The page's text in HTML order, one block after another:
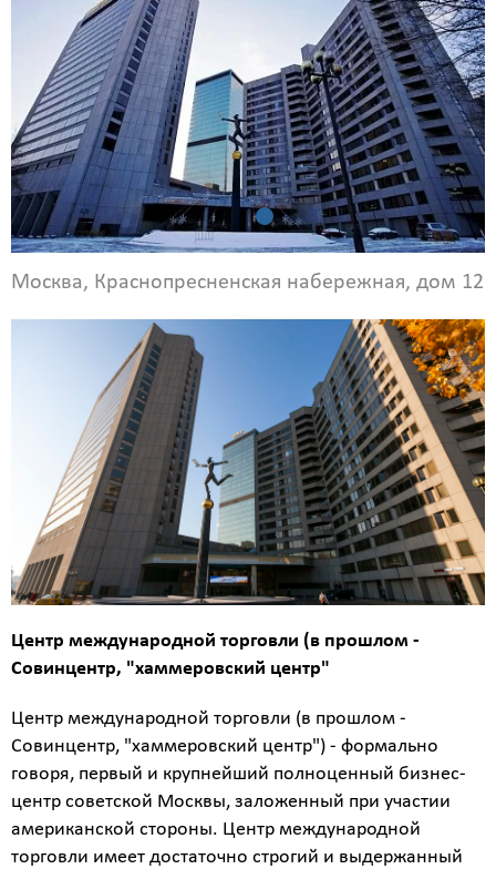
Москва, Краснопресненская набережная, дом 12
Центр международной торговли (в прошлом -
Совинцентр, "хаммеровский центр"
Центр международной торговли (в прошлом -
Совинцентр, "хаммеровский центр") - формально
говоря, первый и крупнейший полноценный бизнес-
центр советской Москвы, заложенный при участии
американской стороны. Центр международной
торговли имеет достаточно строгий и выдержанный